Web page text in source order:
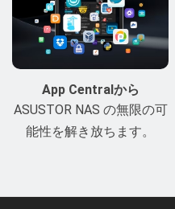
App Centralから
ASUSTOR NAS の無限の可
能性を解き放ちます。